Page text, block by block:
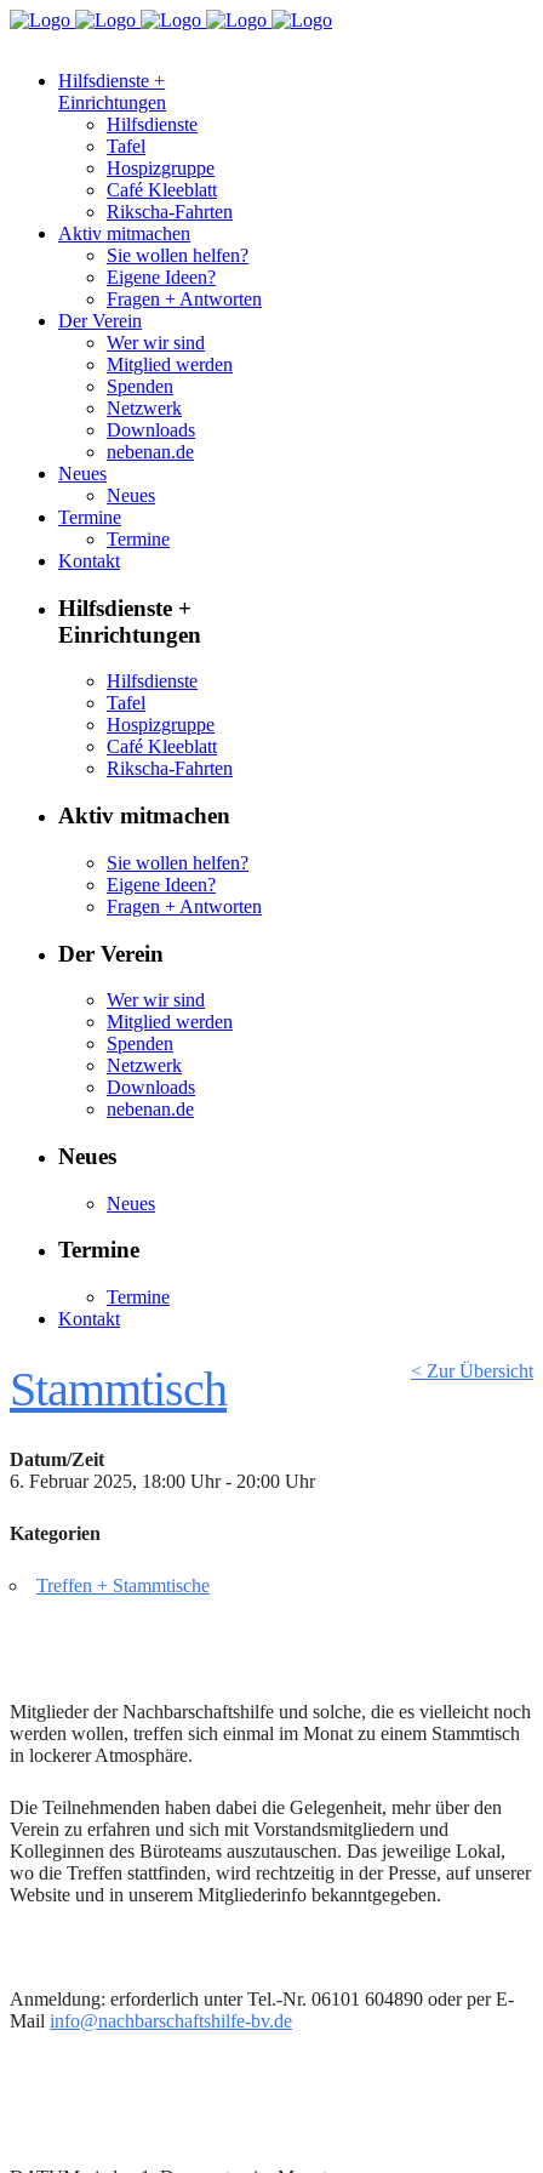
Hilfsdienste +
Einrichtungen
Hilfsdienste
Tafel
Hospizgruppe
Café Kleeblatt
Rikscha-Fahrten
Aktiv mitmachen
Sie wollen helfen?
Eigene Ideen?
Fragen + Antworten
Der Verein
Wer wir sind
Mitglied werden
Spenden
Netzwerk
Downloads
nebenan.de
Neues
Neues
Termine
Termine
Kontakt
Hilfsdienste +
Einrichtungen
Hilfsdienste
Tafel
Hospizgruppe
Café Kleeblatt
Rikscha-Fahrten
Aktiv mitmachen
Sie wollen helfen?
Eigene Ideen?
Fragen + Antworten
Der Verein
Wer wir sind
Mitglied werden
Spenden
Netzwerk
Downloads
nebenan.de
Neues
Neues
Termine
Termine
Kontakt
< Zur Übersicht
Stammtisch
Datum/Zeit
6. Februar 2025, 18:00 Uhr - 20:00 Uhr
Kategorien
Treffen + Stammtische
Mitglieder der Nachbarschaftshilfe und solche, die es vielleicht noch
werden wollen, treffen sich einmal im Monat zu einem Stammtisch
in lockerer Atmosphäre.
Die Teilnehmenden haben dabei die Gelegenheit, mehr über den
Verein zu erfahren und sich mit Vorstandsmitgliedern und
Kolleginnen des Büroteams auszutauschen. Das jeweilige Lokal,
wo die Treffen stattfinden, wird rechtzeitig in der Presse, auf unserer
Website und in unserem Mitgliederinfo bekanntgegeben.
Anmeldung: erforderlich unter Tel.-Nr. 06101 604890 oder per E-
Mail info@nachbarschaftshilfe-bv.de